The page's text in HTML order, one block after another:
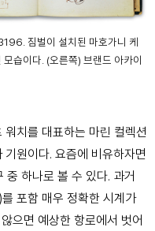
짐벌이 설치된 마호가니 케
습이다. (오른쪽) 브랜드 아카이
치를 대표하는 마린 컬렉션
원이다. 요즘에 비유하자면
중 하나로 볼 수 있다. 과거
포함 매우 정확한 시계가
으면 예상한 항로에서 벗어